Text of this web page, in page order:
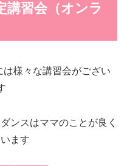
講習会（オンラ
様々な講習会がござい
ンスはママのことが良く
ます